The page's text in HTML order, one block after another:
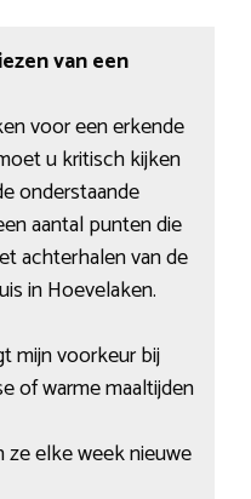
van een
voor een erkende
u kritisch kijken
onderstaande
aantal punten die
achterhalen van de
in Hoevelaken.
mijn voorkeur bij
of warme maaltijden
elke week nieuwe